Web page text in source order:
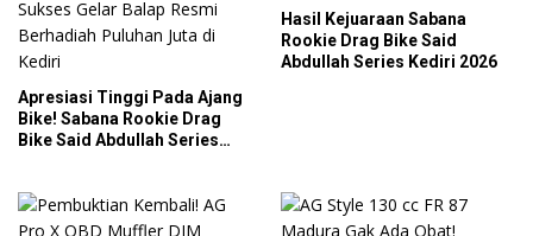
Apresiasi Tinggi Pada Ajang
Bike! Sabana Rookie Drag
Bike Said Abdullah Series
Kediri
Hasil Kejuaraan Sabana
Rookie Drag Bike Said
Abdullah Series Kediri 2026